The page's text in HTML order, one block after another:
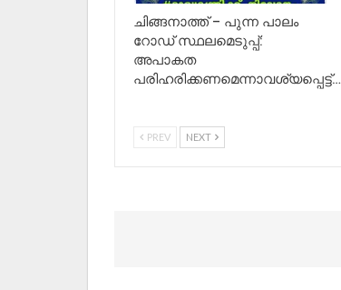
ചിങ്ങനാത്ത് – പുന്ന പാലം
റോഡ് സ്ഥലമെടുപ്പ്:
അപാകത
പരിഹരിക്കണമെന്നാവശ്യപ്പെട്ട്…
PREV NEXT